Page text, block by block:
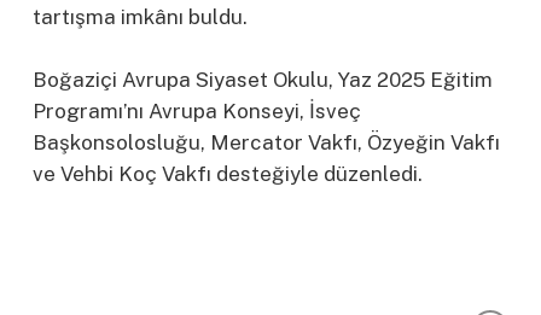
tartışma imkânı buldu.
Boğaziçi Avrupa Siyaset Okulu, Yaz 2025 Eğitim
Programı’nı Avrupa Konseyi, İsveç
Başkonsolosluğu, Mercator Vakfı, Özyeğin Vakfı
ve Vehbi Koç Vakfı desteğiyle düzenledi.